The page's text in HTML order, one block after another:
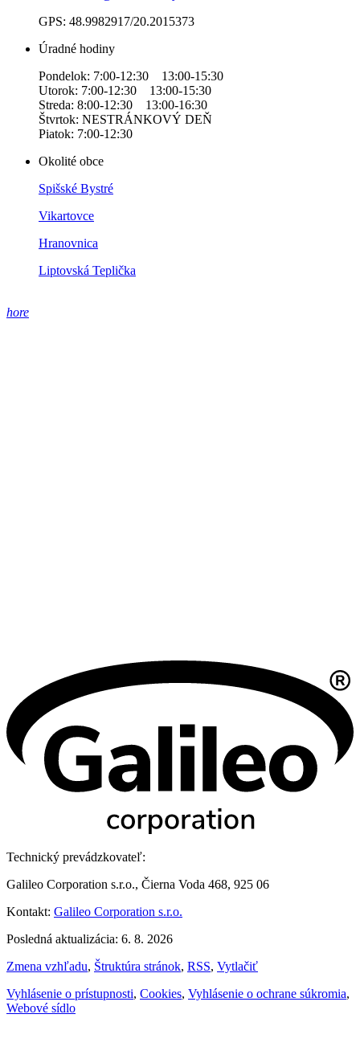
GPS: 48.9982917/20.2015373
Úradné hodiny
Pondelok: 7:00-12:30 13:00-15:30
Utorok: 7:00-12:30 13:00-15:30
Streda: 8:00-12:30 13:00-16:30
Štvrtok: NESTRÁNKOVÝ DEŇ
Piatok: 7:00-12:30
Okolité obce
Spišské Bystré
Vikartovce
Hranovnica
Liptovská Teplička
hore
Technický prevádzkovateľ:
Galileo Corporation s.r.o., Čierna Voda 468, 925 06
Kontakt: Galileo Corporation s.r.o.
Posledná aktualizácia: 6. 8. 2026
Zmena vzhľadu, Štruktúra stránok, RSS, Vytlačiť
Vyhlásenie o prístupnosti, Cookies, Vyhlásenie o ochrane súkromia,
Webové sídlo